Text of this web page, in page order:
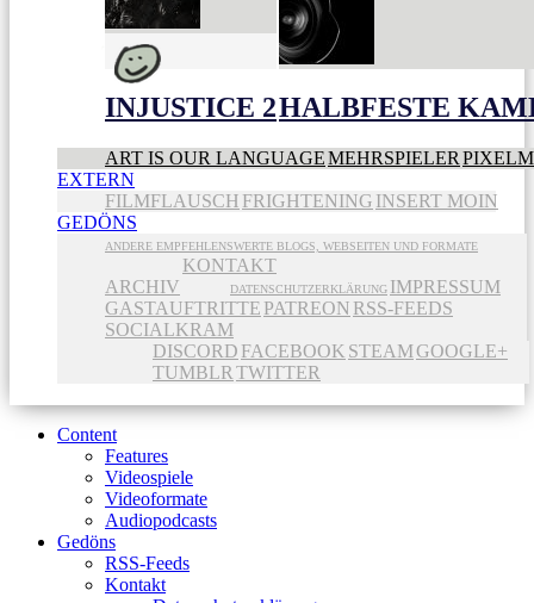
INJUSTICE 2HALBFESTE
ART IS OUR LANGUAGEMEHRSPIELER
EXTERN
FILMFLAUSCH FRIGHTENING INSERT MOIN
GEDÖNS
ANDERE EMPFEHLENSWERTE BLOGS, WEBSEITEN UND FORMATE
ARCHIV
KONTAKT
DATENSCHUTZERKLÄRUNG IMPRESSUM
GASTAUFTRITTE PATREON RSS-FEEDS
SOCIALKRAM
DISCORD FACEBOOK STEAMGOOGLE+
TUMBLR TWITTER
Content
Features
Videospiele
Videoformate
Audiopodcasts
Gedöns
RSS-Feeds
Kontakt